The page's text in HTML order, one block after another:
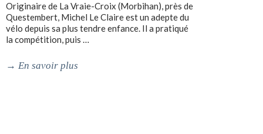
Originaire de La Vraie-Croix (Morbihan), près de
Questembert, Michel Le Claire est un adepte du
vélo depuis sa plus tendre enfance. Il a pratiqué
la compétition, puis …
→ En savoir plus